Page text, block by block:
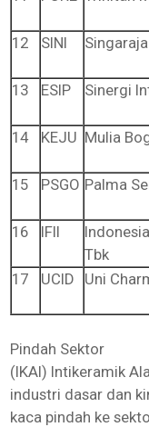
12
SINI
13
ESIP Sinergi
14
KEJU Mulia
15
PSGO Palma
16
IFII
Tbk
17
UCID Uni
Pindah Sektor
(IKAI) Intikeramik
industri dasar dan
kaca pindah ke